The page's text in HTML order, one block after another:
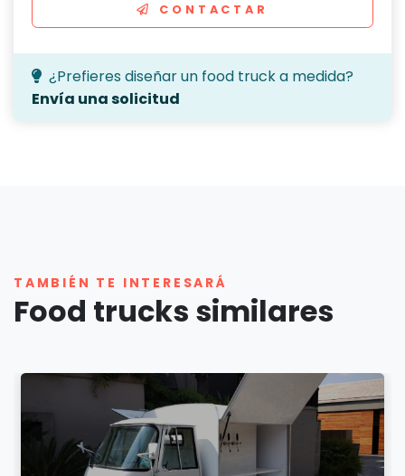
CONTACTAR
¿Prefieres diseñar un food truck a medida?
Envía una solicitud
TAMBIÉN TE INTERESARÁ
Food trucks similares